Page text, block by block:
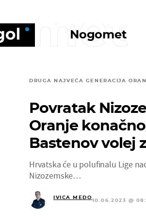
Nogomet
DRUGA NAJVEĆA GENERACIJA
Povratak
Oranje
Bastenov volej
Hrvatska će u polufinalu Lige
Nizozemske…
IVICA MEDO
10.06.2023 @